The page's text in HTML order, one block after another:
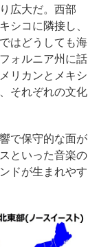
広大だ。西部
シコに隣接し、
はどうしても海
ォルニア州に話
リカンとメキシ
それぞれの文化
で保守的な面が
といった音楽の
ドが生まれやす